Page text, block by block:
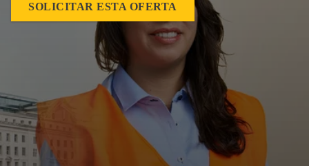
SOLICITAR ESTA OFERTA